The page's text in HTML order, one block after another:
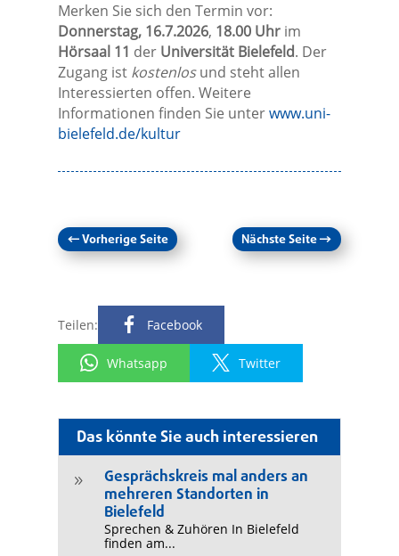
Das könnte Sie auch interessieren
9
Gesprächskreis mal anders an
mehreren Standorten in
Bielefeld
Sprechen & Zuhören In Bielefeld
finden am...
Merken Sie sich den Termin vor:
Donnerstag, 16.7.2026, 18.00 Uhrim
Hörsaal 11 der Universität Bielefeld. Der
Zugang ist kostenlosund steht allen
Interessierten offen. Weitere
Informationen finden Sie unterwww.uni-
bielefeld.de/kultur
←Vorherige Seite Nächste Seite→
Teilen: Facebook
Whatsapp Twitter